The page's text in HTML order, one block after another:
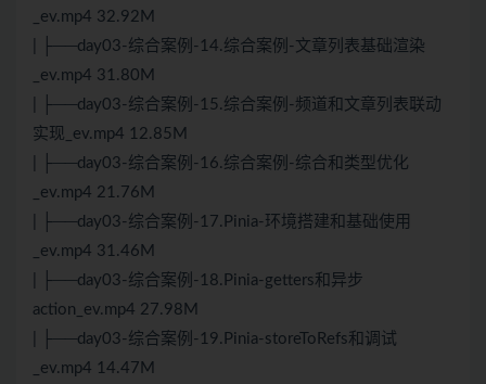
_ev.mp4 32.92M
| ├──day03-综合案例-14.综合案例-文章列表基础渲染
_ev.mp4 31.80M
| ├──day03-综合案例-15.综合案例-频道和文章列表联动
实现_ev.mp4 12.85M
| ├──day03-综合案例-16.综合案例-综合和类型优化
_ev.mp4 21.76M
| ├──day03-综合案例-17.Pinia-环境搭建和基础使用
_ev.mp4 31.46M
| ├──day03-综合案例-18.Pinia-getters和异步
action_ev.mp4 27.98M
| ├──day03-综合案例-19.Pinia-storeToRefs和调试
_ev.mp4 14.47M